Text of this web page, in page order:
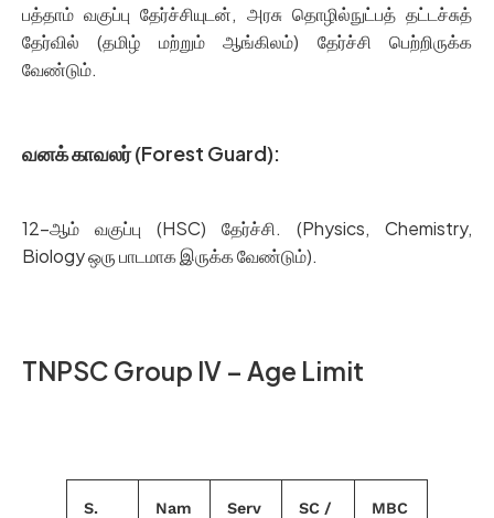
பத்தாம் வகுப்பு தேர்ச்சியுடன், அரசு தொழில்நுட்பத் தட்டச்சுத்
தேர்வில் (தமிழ் மற்றும் ஆங்கிலம்) தேர்ச்சி பெற்றிருக்க
வேண்டும்.
வனக் காவலர் (Forest Guard):
12-ஆம் வகுப்பு (HSC) தேர்ச்சி. (Physics, Chemistry,
Biology ஒரு பாடமாக இருக்க வேண்டும்).
TNPSC Group IV – Age Limit
S.
Nam
Serv
SC /
MBC